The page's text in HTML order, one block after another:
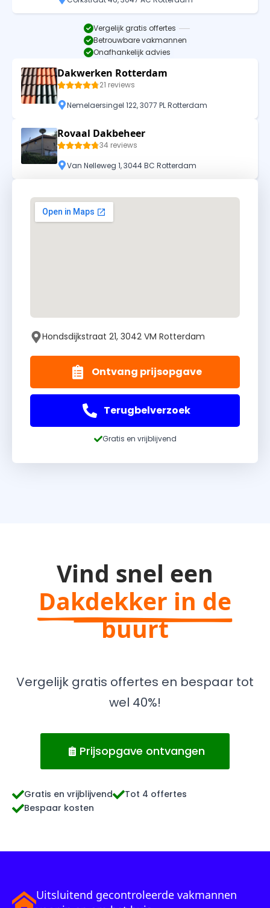
Vergelijk gratis offertes
Betrouwbare vakmannen
Onafhankelijk advies
Dakwerken Rotterdam
21 reviews
Nemelaersingel 122, 3077 PL Rotterdam
Rovaal Dakbeheer
34 reviews
Van Nelleweg 1, 3044 BC Rotterdam
Hondsdijkstraat 21, 3042 VM Rotterdam
Ontvang prijsopgave
Terugbelverzoek
Gratis en vrijblijvend
Vind snel een
Dakdekker in de
buurt
Vergelijk gratis offertes en bespaar tot
wel 40%!
Prijsopgave ontvangen
Gratis en vrijblijvend
Tot 4 offertes
Bespaar kosten
Uitsluitend gecontroleerde vakmannen